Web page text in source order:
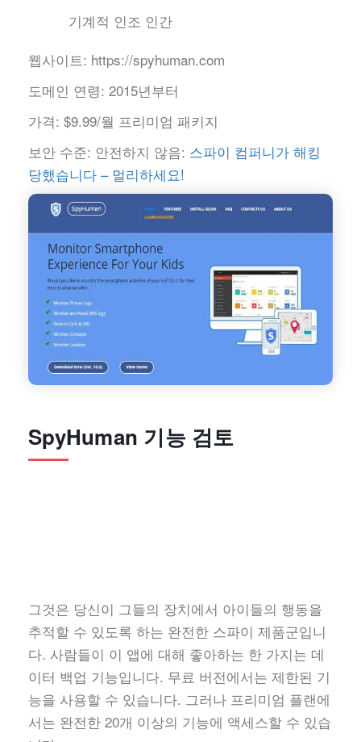
기계적 인조 인간
웹사이트: https://spyhuman.com
도메인 연령: 2015년부터
가격: $9.99/월 프리미엄 패키지
보안 수준: 안전하지 않음: 스파이 컴퍼니가 해킹
당했습니다 – 멀리하세요!
SpyHuman 기능 검토
그것은 당신이 그들의 장치에서 아이들의 행동을
추적할 수 있도록 하는 완전한 스파이 제품군입니
다. 사람들이 이 앱에 대해 좋아하는 한 가지는 데
이터 백업 기능입니다. 무료 버전에서는 제한된 기
능을 사용할 수 있습니다. 그러나 프리미엄 플랜에
서는 완전한 20개 이상의 기능에 액세스할 수 있습